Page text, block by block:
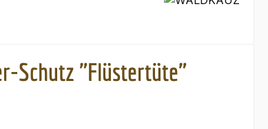
Schutz "Flüstertüte"